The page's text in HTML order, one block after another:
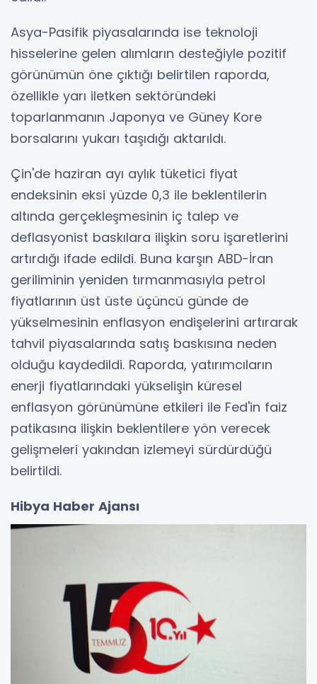
Asya-Pasifik piyasalarında ise teknoloji
hisselerine gelen alımların desteğiyle pozitif
görünümün öne çıktığı belirtilen raporda,
özellikle yarı iletken sektöründeki
toparlanmanın Japonya ve Güney Kore
borsalarını yukarı taşıdığı aktarıldı.
Çin'de haziran ayı aylık tüketici fiyat
endeksinin eksi yüzde 0,3 ile beklentilerin
altında gerçekleşmesinin iç talep ve
deflasyonist baskılara ilişkin soru işaretlerini
artırdığı ifade edildi. Buna karşın ABD-İran
geriliminin yeniden tırmanmasıyla petrol
fiyatlarının üst üste üçüncü günde de
yükselmesinin enflasyon endişelerini artırarak
tahvil piyasalarında satış baskısına neden
olduğu kaydedildi. Raporda, yatırımcıların
enerji fiyatlarındaki yükselişin küresel
enflasyon görünümüne etkileri ile Fed'in faiz
patikasına ilişkin beklentilere yön verecek
gelişmeleri yakından izlemeyi sürdürdüğü
belirtildi.
Hibya Haber Ajansı